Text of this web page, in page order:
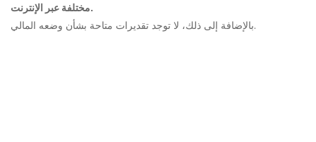
مختلفة عبر الإنترنت.
بالإضافة إلى ذلك، لا توجد تقديرات متاحة بشأن وضعه المالي.